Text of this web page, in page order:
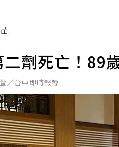
劑死亡！89
／台中即時報導